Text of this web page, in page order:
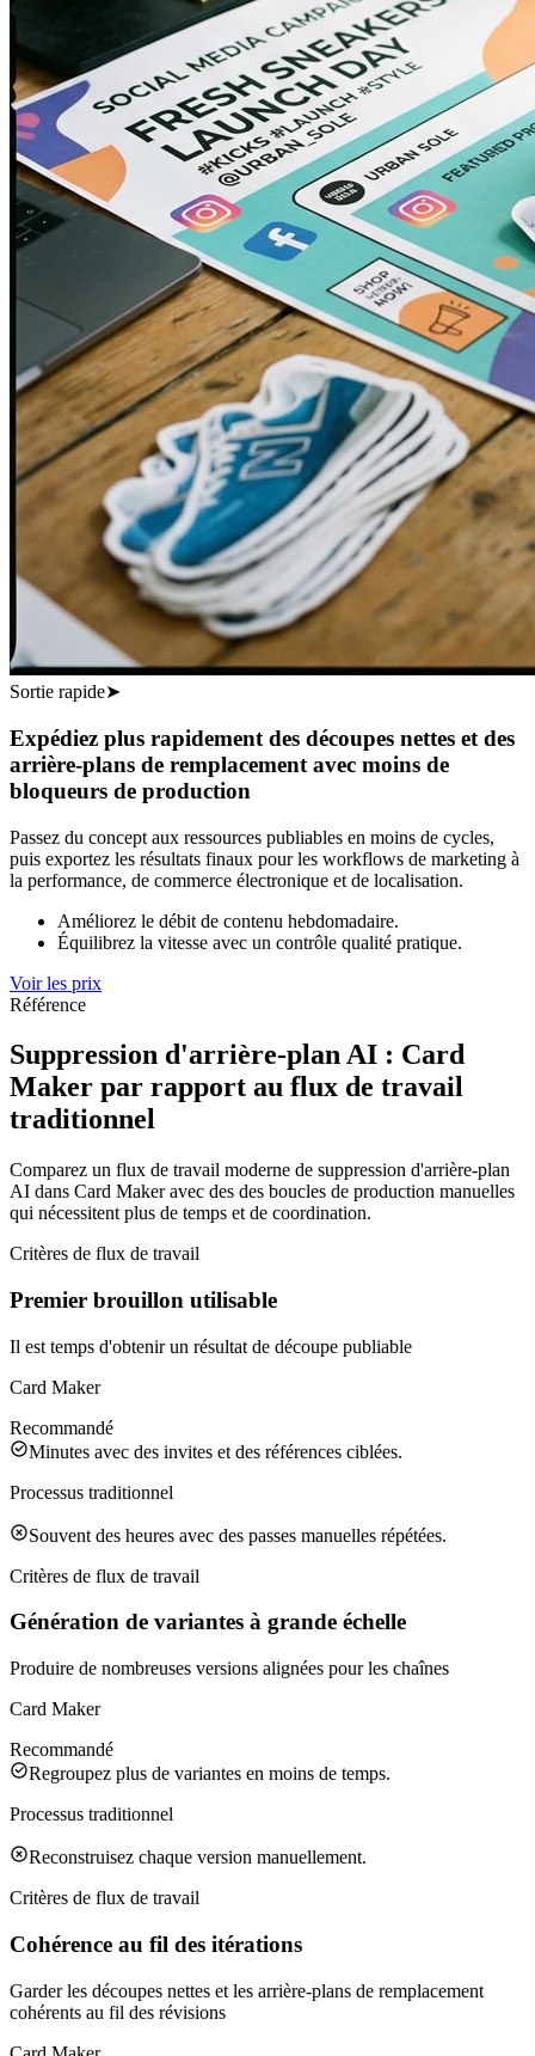
Sortie rapide➤
Expédiez plus rapidement des découpes nettes et des
arrière-plans de remplacement avec moins de
bloqueurs de production
Passez du concept aux ressources publiables en moins de cycles,
puis exportez les résultats finaux pour les workflows de marketing à
la performance, de commerce électronique et de localisation.
Améliorez le débit de contenu hebdomadaire.
Équilibrez la vitesse avec un contrôle qualité pratique.
Voir les prix
Référence
Suppression d'arrière-plan AI : Card
Maker par rapport au flux de travail
traditionnel
Comparez un flux de travail moderne de suppression d'arrière-plan
AI dans Card Maker avec des des boucles de production manuelles
qui nécessitent plus de temps et de coordination.
Critères de flux de travail
Premier brouillon utilisable
Il est temps d'obtenir un résultat de découpe publiable
Card Maker
Recommandé
Minutes avec des invites et des références ciblées.
Processus traditionnel
Souvent des heures avec des passes manuelles répétées.
Critères de flux de travail
Génération de variantes à grande échelle
Produire de nombreuses versions alignées pour les chaînes
Card Maker
Recommandé
Regroupez plus de variantes en moins de temps.
Processus traditionnel
Reconstruisez chaque version manuellement.
Critères de flux de travail
Cohérence au fil des itérations
Garder les découpes nettes et les arrière-plans de remplacement
cohérents au fil des révisions